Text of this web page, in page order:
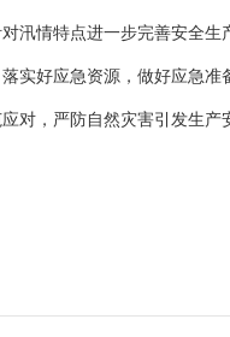
汛情特点进一步完善安全
实好应急资源，做好应急
范应对，严